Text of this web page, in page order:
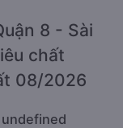
8 - Sài
chất
08/2026
undefined